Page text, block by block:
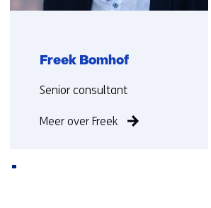
Freek Bomhof
Functie:
Senior consultant
Meer over Freek